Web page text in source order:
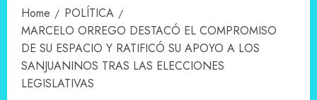
Home
POLÍTICA
MARCELO ORREGO DESTACÓ EL COMPROMISO
DE SU ESPACIO Y RATIFICÓ SU APOYO A LOS
SANJUANINOS TRAS LAS ELECCIONES
LEGISLATIVAS